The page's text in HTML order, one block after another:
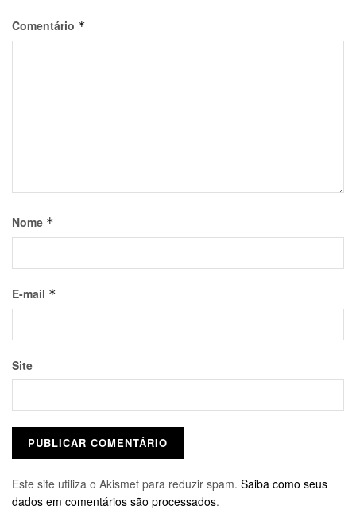
Comentário *
Nome *
E-mail *
Site
Este site utiliza o Akismet para reduzir spam. Saiba como seus
dados em comentários são processados.